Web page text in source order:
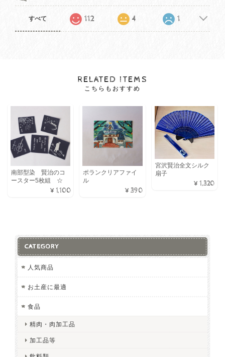
すべて 112 4 1
RELATED ITEMS
こちらもおすすめ
南部型染 賢治のコ
ースター5枚組 ☆
¥1,100
ポランクリアファイ
ル
¥390
宮沢賢治全文シルク
扇子
¥1,320
CATEGORY
人気商品
お土産に最適
食品
精肉・肉加工品
加工品等